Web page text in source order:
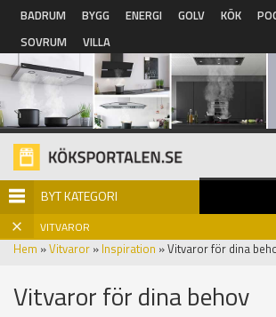
Hoppa till huvudinnehåll
BADRUM BYGG ENERGI GOLV KÖK
SOVRUM
VILLA
BYT KATEGORI
VITVAROR
Hem »Vitvaror » Inspiration » Vitvaror för dina
Vitvaror för dina behov